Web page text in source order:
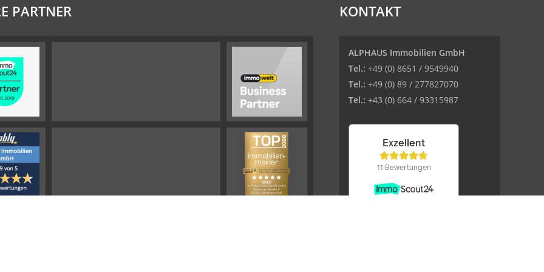
PARTNER KONTAKT
ALPHAUS Immobilien GmbH
Tel.: +49 (0) 8651 / 9549940
Tel.: +49 (0) 89 / 277827070
Tel.: +43 (0) 664 / 93315987